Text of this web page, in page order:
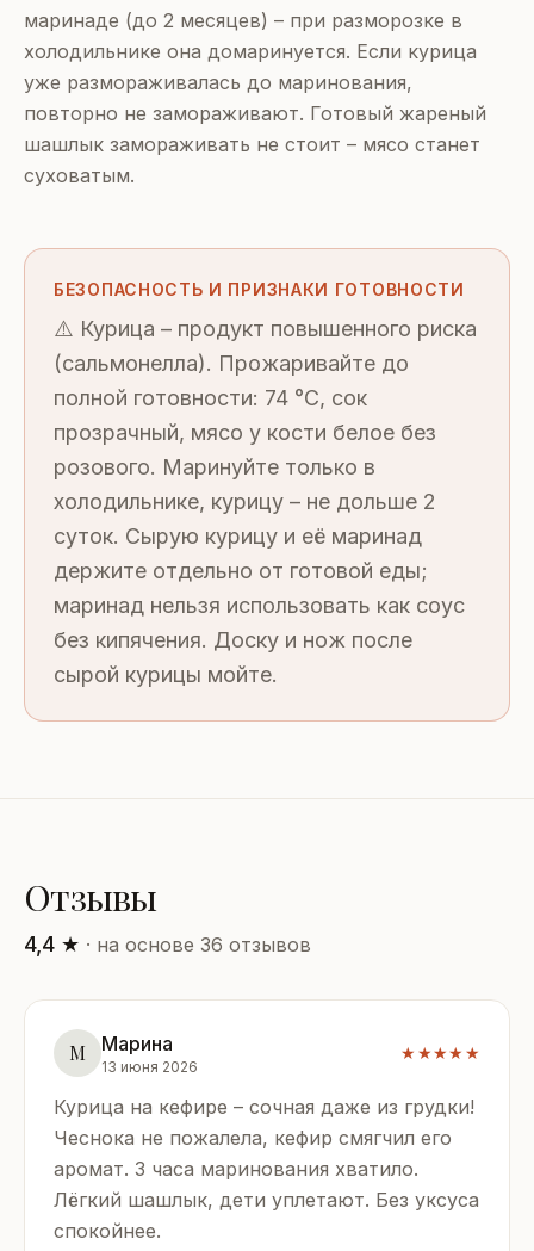
маринаде (до 2 месяцев) – при разморозке в
холодильнике она домаринуется. Если курица
уже размораживалась до маринования,
повторно не замораживают. Готовый жареный
шашлык замораживать не стоит – мясо станет
суховатым.
БЕЗОПАСНОСТЬ И ПРИЗНАКИ ГОТОВНОСТИ
⚠️ Курица – продукт повышенного риска
(сальмонелла). Прожаривайте до
полной готовности: 74 °C, сок
прозрачный, мясо у кости белое без
розового. Маринуйте только в
холодильнике, курицу – не дольше 2
суток. Сырую курицу и её маринад
держите отдельно от готовой еды;
маринад нельзя использовать как соус
без кипячения. Доску и нож после
сырой курицы мойте.
Отзывы
4,4 ★ · на основе 36 отзывов
М Марина
13 июня 2026
★★★★★
Курица на кефире – сочная даже из грудки!
Чеснока не пожалела, кефир смягчил его
аромат. 3 часа маринования хватило.
Лёгкий шашлык, дети уплетают. Без уксуса
спокойнее.